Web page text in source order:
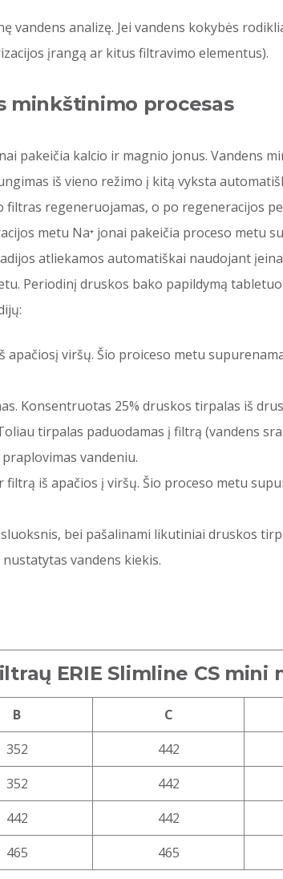
analizę. Jei vandens kokybės
įrangą ar kitus filtravimo elementus).
minkštinimo procesas
pakeičia kalcio ir magnio jonus. Vandens
iš vieno režimo į kitą vyksta
regeneruojamas, o po regeneracijos
metu Na⁺ jonai pakeičia proceso metu
atliekamos automatiškai naudojant
Periodinį druskos bako papildymą
viršų. Šio proiceso metu
Konsentruotas 25% druskos tirpalas iš
tirpalas paduodamas į filtrą (vandens
vandeniu.
iš apačios į viršų. Šio proceso metu
bei pašalinami likutiniai druskos
vandens kiekis.
ERIE Slimline CS mini
B C
352 442
352 442
442 442
465 465